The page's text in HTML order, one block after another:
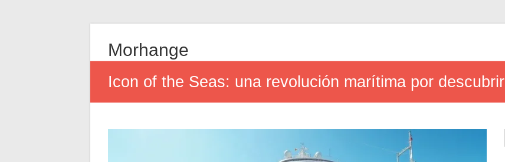
Morhange
Icon of the Seas: una revolución marítima por descubrir